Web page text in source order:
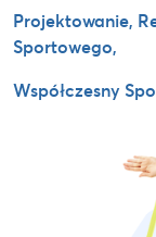
Projektowanie,
Sportowego,
Współczesny